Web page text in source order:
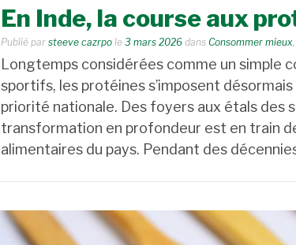
En Inde, la course aux
Publié par steeve cazrpo le 3 mars 2026 dans Consommer mieux,
Longtemps considérées comme un simple
sportifs, les protéines s’imposent
priorité nationale. Des foyers aux étals des
transformation en profondeur est en train
alimentaires du pays. Pendant des